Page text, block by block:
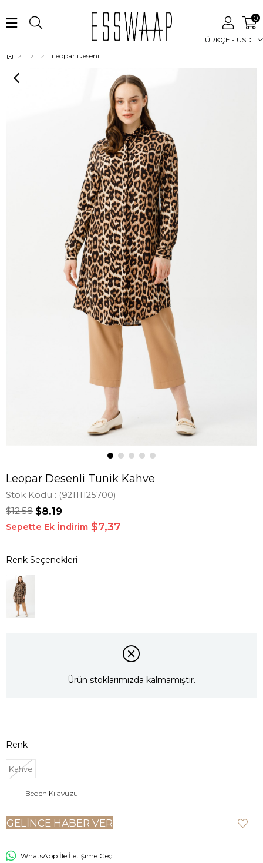
TÜRKÇE - USD
0
Leopar Desenli Tunik Kahve
Leopar Desenli Tunik Kahve
Stok Kodu (92111125700)
$12.58 $8.19
Sepette Ek İndirim $7,37
Ürün stoklarımızda kalmamıştır.
Renk
Kahve
Beden Kılavuzu
GELINCE HABER VER
WhatsApp İle İletişime Geç